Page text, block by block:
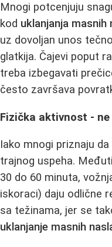
Mnogi potcenjuju
kod uklanjanja masnih
uz dovoljan unos
glatkija. Čajevi poput
treba izbegavati
često završava
Fizička aktivnost -
Iako mnogi priznaju
trajnog uspeha.
30 do 60 minuta,
iskoraci) daju odlične
sa težinama, jer se
uklanjanje masnih